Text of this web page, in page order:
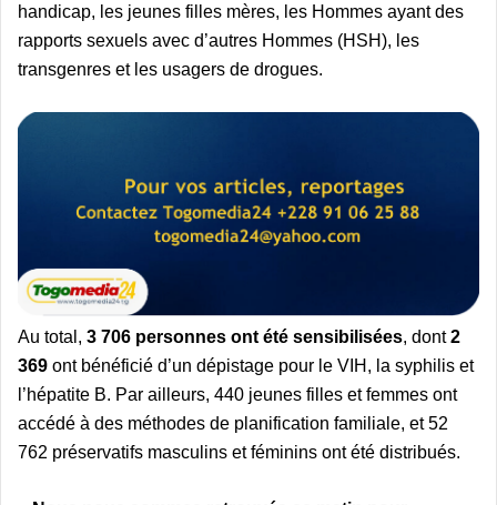
handicap, les jeunes filles mères, les Hommes ayant des
rapports sexuels avec d’autres Hommes (HSH), les
transgenres et les usagers de drogues.
Au total, 3 706 personnes ont été sensibilisées, dont2
369 ont bénéficié d’un dépistage pour le VIH, la syphilis et
l’hépatite B. Par ailleurs, 440 jeunes filles et femmes ont
accédé à des méthodes de planification familiale, et 52
762 préservatifs masculins et féminins ont été distribués.